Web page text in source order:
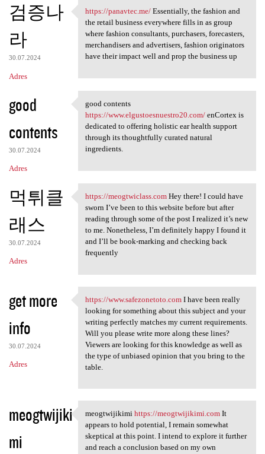
검증나
라
30.07.2024
Adres
https://panavtec.me/
https://panavtec.me/Essentially, the fashion and
the retail business everywhere fills in as group
where fashion consultants, purchasers, forecasters,
merchandisers and advertisers, fashion originators
have their impact well and prop the business up
good
contents
30.07.2024
Adres
good contents https://www
good contents
https://www.elgustoesnuestro20.com/enCortex is
dedicated to offering holistic ear health support
through its thoughtfully curated natural
ingredients.
먹튀클
래스
30.07.2024
Adres
https://meogtwiclass.com Hey
https://meogtwiclass.comHey there! I could have
sworn I’ve been to this website before but after
reading through some of the post I realized it’s new
to me. Nonetheless, I’m definitely happy I found it
and I’ll be book-marking and checking back
frequently
get more
info
30.07.2024
Adres
https://www.safezonetoto.com
https://www.safezonetoto.comI have been really
looking for something about this subject and your
writing perfectly matches my current requirements.
Will you please write more along these lines?
Viewers are looking for this knowledge as well as
the type of unbiased opinion that you bring to the
table.
meogtwijiki
mi
meogtwijikimi https:/
meogtwijikimi https://meogtwijikimi.comIt
appears to hold potential, I remain somewhat
skeptical at this point. I intend to explore it further
and reach a conclusion based on my own